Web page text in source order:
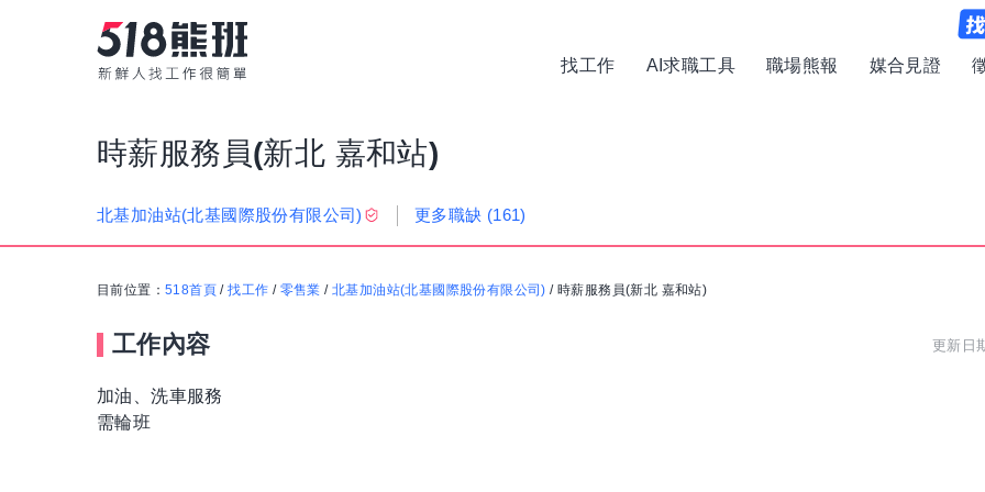
找工作 AI求職工具 職場熊報 媒合見證
時薪服務員(新北 嘉和站)
北基加油站(北基國際股份有限公司) 更多職缺 (161)
目前位置： 518首頁 /找工作 / 零售業 /北基加油站(北基國際股份有限公司) /時薪服務員(新北 嘉和站)
工作內容 更新日
加油、洗車服務
需輪班